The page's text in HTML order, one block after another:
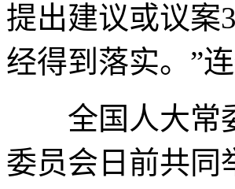
提出建议或议案
经得到落实。”
全国人大常委
委员会日前共同